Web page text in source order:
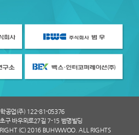
공업(주) 122-81-05376
구 바우뫼로27길 7-15 범명빌딩
(C) 2016 BUHWWOO. ALL RIGHTS